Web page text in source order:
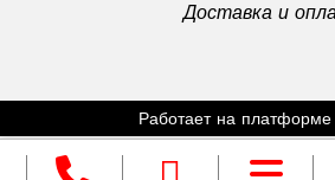
Доставка и
Работает на платформе